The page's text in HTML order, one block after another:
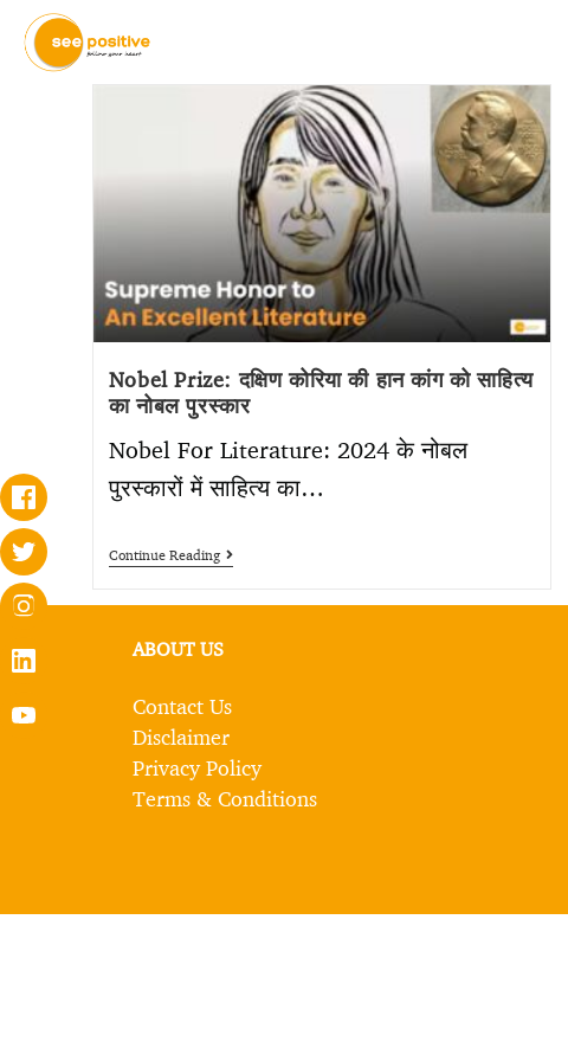
Nobel Prize: दक्षिण कोरिया की हान कांग को साहित्य
का नोबल पुरस्कार
Nobel For Literature: 2024 के नोबल
पुरस्कारों में साहित्य का…
Continue Reading
ABOUT US
Contact Us
Disclaimer
Privacy Policy
Terms & Conditions